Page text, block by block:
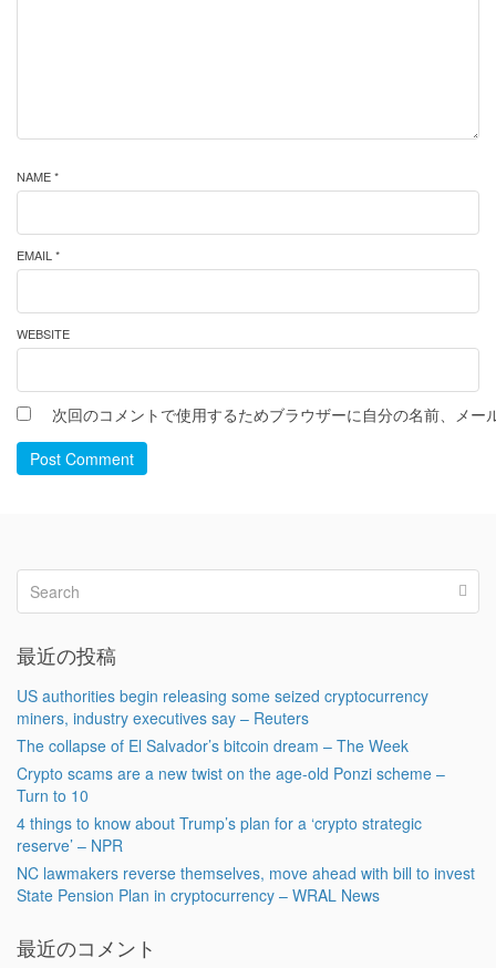
NAME *
EMAIL *
WEBSITE
次回のコメントで使用するためブラウザーに自分の名前、メー
Post Comment
最近の投稿
US authorities begin releasing some seized cryptocurrency
miners, industry executives say – Reuters
The collapse of El Salvador’s bitcoin dream – The Week
Crypto scams are a new twist on the age-old Ponzi scheme –
Turn to 10
4 things to know about Trump’s plan for a ‘crypto strategic
reserve’ – NPR
NC lawmakers reverse themselves, move ahead with bill to invest
State Pension Plan in cryptocurrency – WRAL News
最近のコメント